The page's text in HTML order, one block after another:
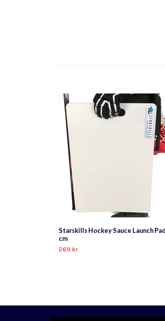
Starskills Hockey Sauce Launch
cm
269 kr